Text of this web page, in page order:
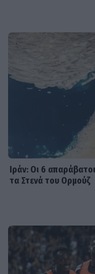
Summer vibes για τη
– Το πολύχρωμο look
σε καλοκαιρινό πάρτι
Η Βάλια
τα βλέμματα με τις
πόζες στο νησί των
ανάρτηση για τα
αδελφού του και ο
Ιράν: Οι 6
τα Στενά του Ορμούζ